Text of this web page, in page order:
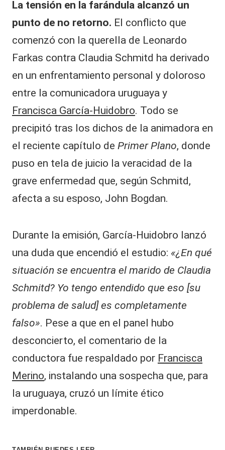
La tensión en la farándula alcanzó un
punto de no retorno. El conflicto que
comenzó con la querella de Leonardo
Farkas contra Claudia Schmitd ha derivado
en un enfrentamiento personal y doloroso
entre la comunicadora uruguaya y
Francisca García-Huidobro. Todo se
precipitó tras los dichos de la animadora en
el reciente capítulo de Primer Plano, donde
puso en tela de juicio la veracidad de la
grave enfermedad que, según Schmitd,
afecta a su esposo, John Bogdan.
Durante la emisión, García-Huidobro lanzó
una duda que encendió el estudio: «¿En qué
situación se encuentra el marido de Claudia
Schmitd? Yo tengo entendido que eso [su
problema de salud] es completamente
falso». Pese a que en el panel hubo
desconcierto, el comentario de la
conductora fue respaldado por Francisca
Merino, instalando una sospecha que, para
la uruguaya, cruzó un límite ético
imperdonable.